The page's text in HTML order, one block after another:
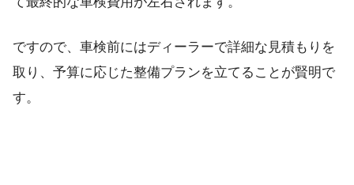
ですので、車検前にはディーラーで詳細な見積もりを
取り、予算に応じた整備プランを立てることが賢明で
す。